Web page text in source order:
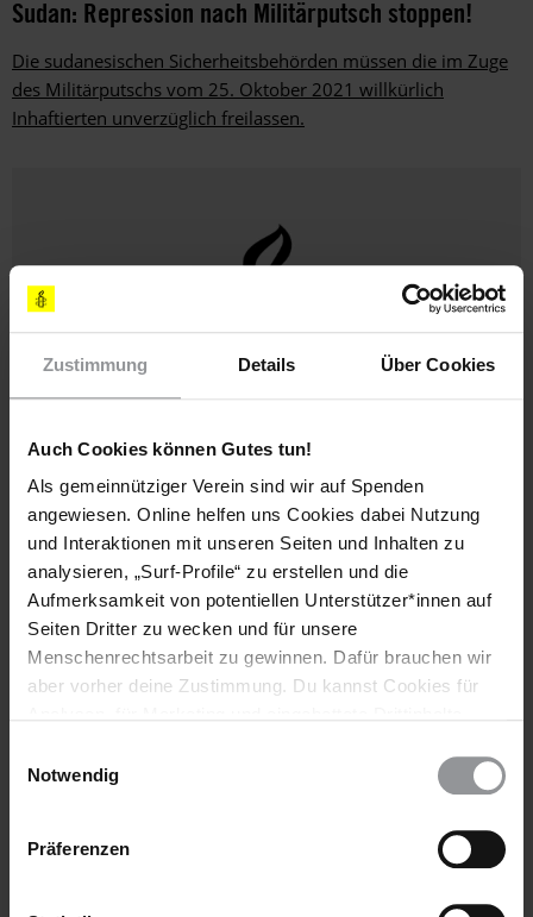
Zustimmung Details Über Cookies
Auch Cookies können Gutes tun!
Als gemeinnütziger Verein sind wir auf Spenden
angewiesen. Online helfen uns Cookies dabei Nutzung
und Interaktionen mit unseren Seiten und Inhalten zu
analysieren, „Surf-Profile“ zu erstellen und die
Aufmerksamkeit von potentiellen Unterstützer*innen auf
Seiten Dritter zu wecken und für unsere
Menschenrechtsarbeit zu gewinnen. Dafür brauchen wir
aber vorher deine Zustimmung. Du kannst Cookies für
wieder ändern. Diesen Banner kannst Du über den Link
Notwendig
Präferenzen
Sudan: Repression nach Militärputsch stoppen!
Die sudanesischen Sicherheitsbehörden müssen die im Zuge
des Militärputschs vom 25. Oktober 2021 willkürlich
Inhaftierten unverzüglich freilassen.
AMNESTY JOURNAL MYANMAR 08.11.2021
"Niemand fühlt sich mehr sicher"
Vor mehr als einem halben Jahr putschten die Generäle ­gegen
die gewählte Regierung Myanmars. Wie hat sich die Situation
entwickelt? Der Menschenrechtsaktivist Aue Mon berichtet.